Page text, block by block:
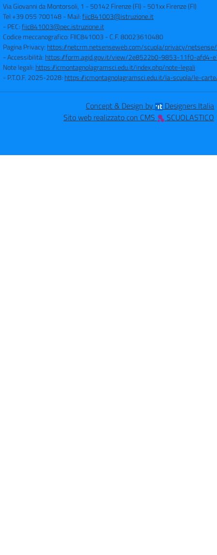
Via Giovanni da Montorsoli, 1 - 50142 Firenze (FI) -501xx Firenze (FI)
Tel +39 055 700148- Mail:fiic841003@istruzione.it
- PEC:fiic841003@pec.istruzione.it
Codice meccanografico: FIIC841003 - C.F. 80023610480
Pagina Privacy: https://netcrm.netsenseweb.com/scuola/privacy/
- Accessibilità: https://form.agid.gov.it/view/2e8522b0-9853-11f0-afd4-
Note legali: https://icmontagnolagramsci.edu.it/index.php/note-legali
- P.T.O.F. 2025-2028: https://icmontagnolagramsci.edu.it/la-scuola/le-
Concept & Design by
Designers Italia
Sito web realizzato con CMS
SCUOLASTICO